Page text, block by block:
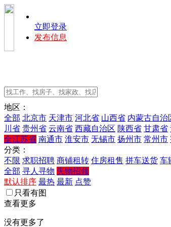
立即登录
发布信息
地区：
全部 北京市 天津市 河北省 山西省 内蒙古自治
川省 贵州省 云南省 西藏自治区 陕西省 甘肃省
全江苏省 南通市 淮安市 无锡市 扬州市 常州市
分类：
不限 求职招聘 商铺租转 住房租售 拼车送货 车
全部 寻人寻物 失物招领
默认排序 最热 最新 点赞
只看有图
查看更多
没有更多了